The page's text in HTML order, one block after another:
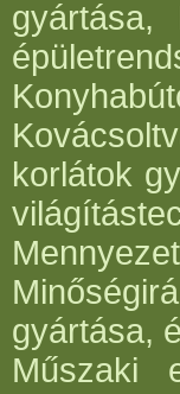
gyártása,
korlátok
gyártása,
Műszaki